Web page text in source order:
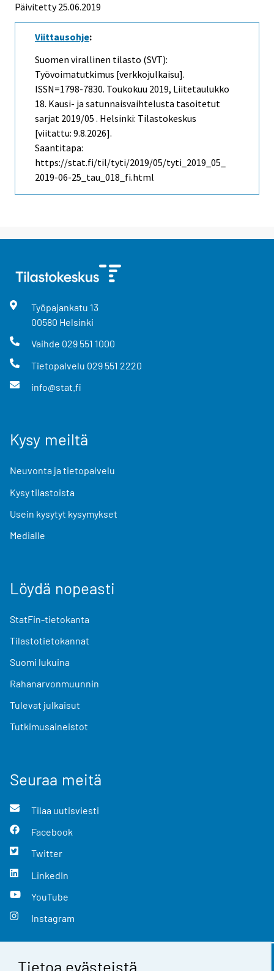
Tietoa evästeistä
Päivitetty 25.06.2019
Viittausohje:
Suomen virallinen tilasto (SVT):
Työvoimatutkimus [verkkojulkaisu].
ISSN=1798-7830. Toukokuu 2019, Liitetaulukko
18. Kausi- ja satunnaisvaihtelusta tasoitetut
sarjat 2019/05 . Helsinki: Tilastokeskus
[viitattu: 9.8.2026].
Saantitapa:
https://stat.fi/til/tyti/2019/05/tyti_2019_05_
2019-06-25_tau_018_fi.html
Työpajankatu 13
00580 Helsinki
Vaihde 029 551 1000
Tietopalvelu 029 551 2220
info@stat.fi
Kysy meiltä
Neuvonta ja tietopalvelu
Kysy tilastoista
Usein kysytyt kysymykset
Medialle
Löydä nopeasti
StatFin-tietokanta
Tilastotietokannat
Suomi lukuina
Rahanarvonmuunnin
Tulevat julkaisut
Tutkimusaineistot
Seuraa meitä
Tilaa uutisviesti
Facebook
Twitter
LinkedIn
YouTube
Instagram